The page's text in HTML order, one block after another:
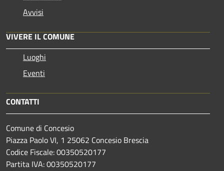
Avvisi
VIVERE IL COMUNE
Luoghi
Eventi
CONTATTI
Comune di Concesio
Piazza Paolo VI, 1 25062 Concesio Brescia
Codice Fiscale: 00350520177
Partita IVA: 00350520177